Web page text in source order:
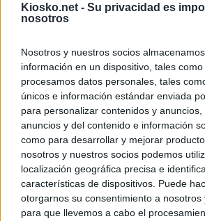
Kiosko.net - Su privacidad es
nosotros
Nosotros y nuestros socios
información en un dispositivo, tales
procesamos datos personales, tales
únicos e información estándar enviada
para personalizar contenidos y
anuncios y del contenido e información
como para desarrollar y mejorar
nosotros y nuestros socios podemos
localización geográfica precisa e
características de dispositivos. Puede
otorgarnos su consentimiento a nosotros
para que llevemos a cabo el
© Kiosko.net Aviso Legal Privacidad y